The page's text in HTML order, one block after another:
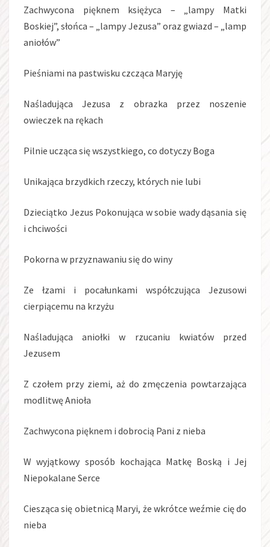
Zachwycona pięknem księżyca – „lampy Matki
Boskiej”, słońca – „lampy Jezusa” oraz gwiazd – „lamp
aniołów”
Pieśniami na pastwisku czcząca Maryję
Naśladująca Jezusa z obrazka przez noszenie
owieczek na rękach
Pilnie ucząca się wszystkiego, co dotyczy Boga
Unikająca brzydkich rzeczy, których nie lubi
Dzieciątko Jezus Pokonująca w sobie wady dąsania się
i chciwości
Pokorna w przyznawaniu się do winy
Ze łzami i pocałunkami współczująca Jezusowi
cierpiącemu na krzyżu
Naśladująca aniołki w rzucaniu kwiatów przed
Jezusem
Z czołem przy ziemi, aż do zmęczenia powtarzająca
modlitwę Anioła
Zachwycona pięknem i dobrocią Pani z nieba
W wyjątkowy sposób kochająca Matkę Boską i Jej
Niepokalane Serce
Ciesząca się obietnicą Maryi, że wkrótce weźmie cię do
nieba